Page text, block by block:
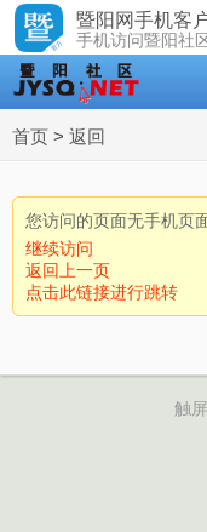
暨阳网手机客
手机访问暨阳社
首页 > 返回
您访问的页面无手机页
继续访问
返回上一页
点击此链接进行跳转
触